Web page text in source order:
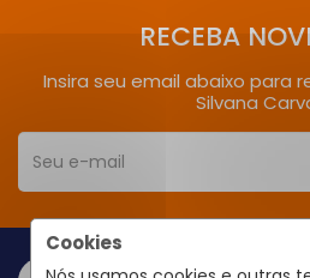
Cookies
RECEBA
Insira seu email abaixo para
Silvana